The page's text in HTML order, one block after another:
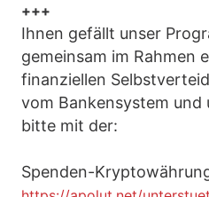
+++
Ihnen gefällt unser
gemeinsam im Rahmen
finanziellen
vom Bankensystem und
bitte mit der:
Spenden-